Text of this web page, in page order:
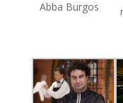
Abba Burgos